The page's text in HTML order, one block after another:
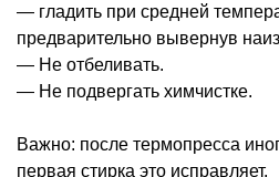
— гладить при средней
предварительно вывернув
— Не отбеливать.
— Не подвергать химчистке.
Важно: после термопресса
первая стирка это исправляет.